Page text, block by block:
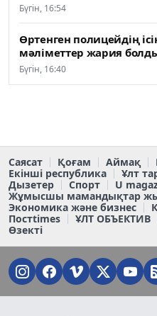
Бүгін, 16:54
Өртенген полицейдің
мәліметтер жария
Бүгін, 16:40
Саясат Қоғам Аймақ
Екінші республика
Ұлт
Дызетер
Спорт U
Жұмысшы мамандықтар
Экономика және бизнес
Постtimes
ҰЛТ ОБЪЕКТИВ
Өзекті